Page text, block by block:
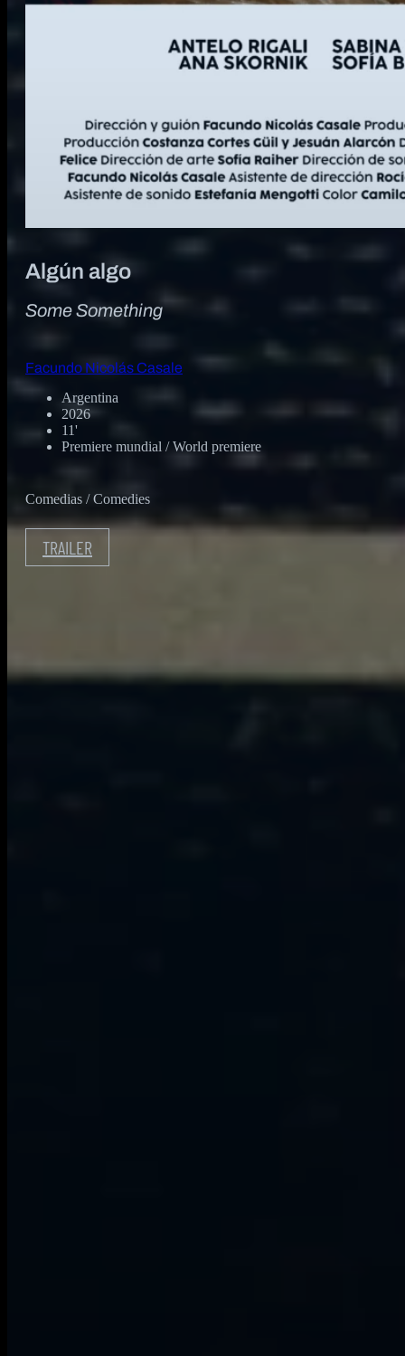
Algún algo
Some Something
Facundo Nicolás Casale
Argentina
2026
11'
Premiere mundial / World premiere
Comedias / Comedies
TRAILER